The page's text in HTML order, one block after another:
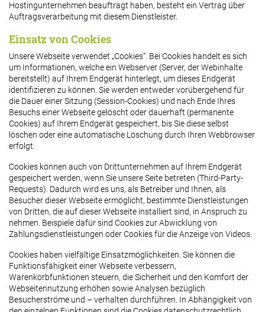
Hostingunternehmen beauftragt haben, besteht ein Vertrag über
Auftragsverarbeitung mit diesem Dienstleister.
Einsatz von Cookies
Unsere Webseite verwendet „Cookies“. Bei Cookies handelt es sich
um Informationen, welche ein Webserver (Server, der Webinhalte
bereitstellt) auf Ihrem Endgerät hinterlegt, um dieses Endgerät
identifizieren zu können. Sie werden entweder vorübergehend für
die Dauer einer Sitzung (Session-Cookies) und nach Ende Ihres
Besuchs einer Webseite gelöscht oder dauerhaft (permanente
Cookies) auf Ihrem Endgerät gespeichert, bis Sie diese selbst
löschen oder eine automatische Löschung durch Ihren Webbrowser
erfolgt.
Cookies können auch von Drittunternehmen auf Ihrem Endgerät
gespeichert werden, wenn Sie unsere Seite betreten (Third-Party-
Requests). Dadurch wird es uns, als Betreiber und Ihnen, als
Besucher dieser Webseite ermöglicht, bestimmte Dienstleistungen
von Dritten, die auf dieser Webseite installiert sind, in Anspruch zu
nehmen. Beispiele dafür sind Cookies zur Abwicklung von
Zahlungsdienstleistungen oder Cookies für die Anzeige von Videos.
Cookies haben vielfältige Einsatzmöglichkeiten. Sie können die
Funktionsfähigkeit einer Webseite verbessern,
Warenkorbfunktionen steuern, die Sicherheit und den Komfort der
Webseitennutzung erhöhen sowie Analysen bezüglich
Besucherströme und – verhalten durchführen. In Abhängigkeit von